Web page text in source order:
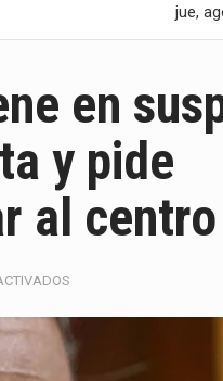
jue,
en
y pide
al centro
OVIEDO
MANTIENE